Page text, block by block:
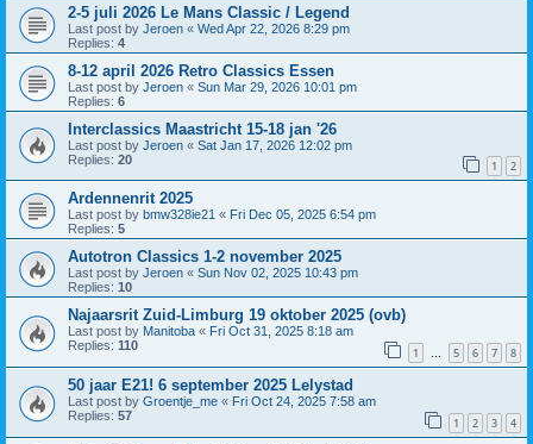
2-5 juli 2026 Le Mans Classic / Legend
Last post by Jeroen « Wed Apr 22, 2026 8:29 pm
Replies: 4
8-12 april 2026 Retro Classics Essen
Last post by Jeroen « Sun Mar 29, 2026 10:01 pm
Replies: 6
Interclassics Maastricht 15-18 jan '26
Last post by Jeroen « Sat Jan 17, 2026 12:02 pm
Replies: 20 1 2
Ardennenrit 2025
Last post by bmw328ie21 « Fri Dec 05, 2025 6:54 pm
Replies: 5
Autotron Classics 1-2 november 2025
Last post by Jeroen « Sun Nov 02, 2025 10:43 pm
Replies: 10
Najaarsrit Zuid-Limburg 19 oktober 2025 (ovb)
Last post by Manitoba « Fri Oct 31, 2025 8:18 am
Replies: 110 1 … 5 6 7 8
50 jaar E21! 6 september 2025 Lelystad
Last post by Groentje_me « Fri Oct 24, 2025 7:58 am
Replies: 57 1 2 3 4